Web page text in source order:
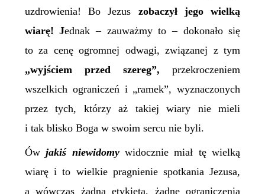
uzdrowienia! Bo Jezus zobaczył jego wielką
wiarę! Jednak – zauważmy to – dokonało się
to za cenę ogromnej odwagi, związanej z tym
„wyjściem przed szereg”,przekroczeniem
wszelkich ograniczeń i „ramek”, wyznaczonych
przez tych, którzy aż takiej wiary nie mieli
i tak blisko Boga w swoim sercu nie byli.
Ówjakiś niewidomywidocznie miał tę wielką
wiarę i to wielkie pragnienie spotkania Jezusa,
a wówczas żadna etykieta, żadne ograniczenia